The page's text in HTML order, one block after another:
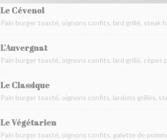
Le Cévenol
Pain burger toasté, oignons confits, lard grillé, steak
L'Auvergnat
Pain burger toasté, oignons confits, lard grillé,
Le Classique
Pain burger toasté, oignons confits, lardons grillés,
Le Végétarien
Pain burger toasté, oignons confits, galette de